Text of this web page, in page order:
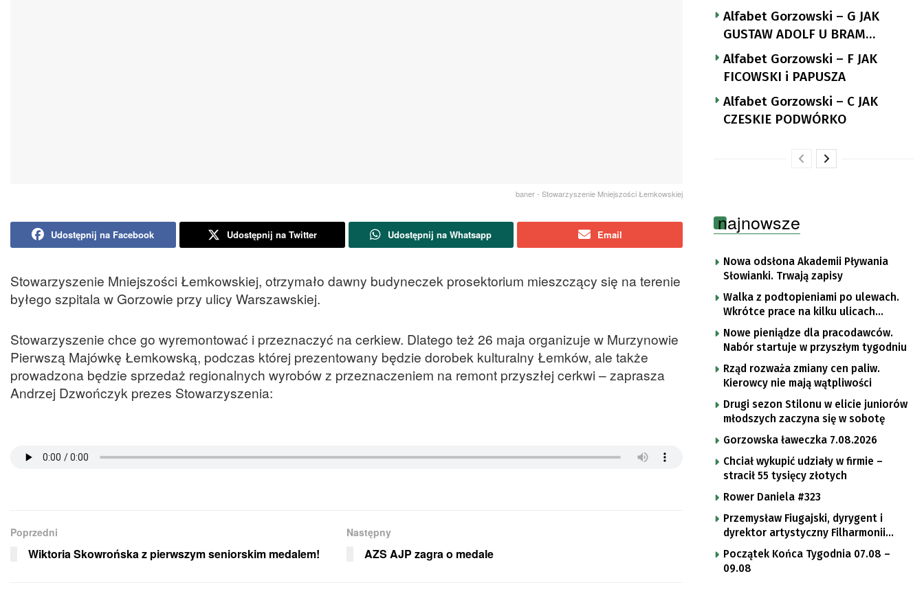
baner - Stowarzyszenie Mniejszości Łemkowskiej
Udostępnij na Facebook Udostępnij na Twitter Udostępnij na Whatsapp Email
Stowarzyszenie Mniejszości Łemkowskiej, otrzymało dawny budyneczek prosektorium mieszczący się na terenie
byłego szpitala w Gorzowie przy ulicy Warszawskiej.
Stowarzyszenie chce go wyremontować i przeznaczyć na cerkiew. Dlatego też 26 maja organizuje w Murzynowie
Pierwszą Majówkę Łemkowską, podczas której prezentowany będzie dorobek kulturalny Łemków, ale także
prowadzona będzie sprzedaż regionalnych wyrobów z przeznaczeniem na remont przyszłej cerkwi – zaprasza
Andrzej Dzwończyk prezes Stowarzyszenia:
Poprzedni
Wiktoria Skowrońska z pierwszym seniorskim medalem!
Następny
AZS AJP zagra o medale
NUTTGENSA
Alfabet Gorzowski – G JAK
GUSTAW ADOLF U BRAM
LANDSBERGA
Alfabet Gorzowski – F JAK
FICOWSKI i PAPUSZA
Alfabet Gorzowski – C JAK
CZESKIE PODWÓRKO
najnowsze
Nowa odsłona Akademii Pływania
Słowianki. Trwają zapisy
Walka z podtopieniami po ulewach.
Wkrótce prace na kilku ulicach
Gorzowa
Nowe pieniądze dla pracodawców.
Nabór startuje w przyszłym tygodniu
Rząd rozważa zmiany cen paliw.
Kierowcy nie mają wątpliwości
Drugi sezon Stilonu w elicie juniorów
młodszych zaczyna się w sobotę
Gorzowska ławeczka 7.08.2026
Chciał wykupić udziały w firmie –
stracił 55 tysięcy złotych
Rower Daniela #323
Przemysław Fiugajski, dyrygent i
dyrektor artystyczny Filharmonii
Gorzowskiej
Początek Końca Tygodnia 07.08 –
09.08